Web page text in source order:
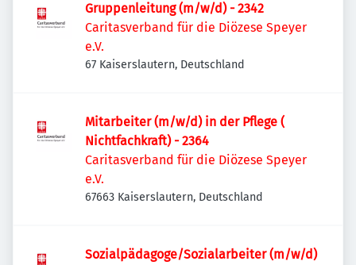
Gruppenleitung (m/w/d) - 2342
Caritasverband für die Diözese Speyer
e.V.
67 Kaiserslautern, Deutschland
Mitarbeiter (m/w/d) in der Pflege (
Nichtfachkraft) - 2364
Caritasverband für die Diözese Speyer
e.V.
67663 Kaiserslautern, Deutschland
Sozialpädagoge/Sozialarbeiter (m/w/d)